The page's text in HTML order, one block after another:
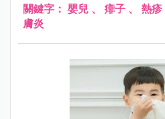
關鍵字： 嬰兒 、 痱子 、 熱疹
膚炎